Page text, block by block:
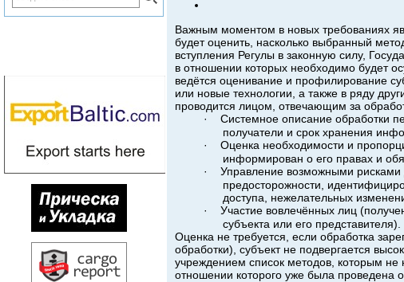
Важным моментом в новых требованиях
будет оценить, насколько выбранный
вступления Регулы в законную силу,
в отношении которых необходимо будет
ведётся оценивание и профилирование
или новые технологии, а также в ряду
проводится лицом, отвечающим за
·
Системное описание обработки
получатели и срок хранения
·
Оценка необходимости и
информирован о его правах и
·
Управление возможными рисками
предосторожности,
доступа, нежелательных
·
Участие вовлечённых лиц
субъекта или его представителя).
Оценка не требуется, если обработка
обработки), субъект не подвергается
учреждением список методов, которым
отношении которого уже была проведена